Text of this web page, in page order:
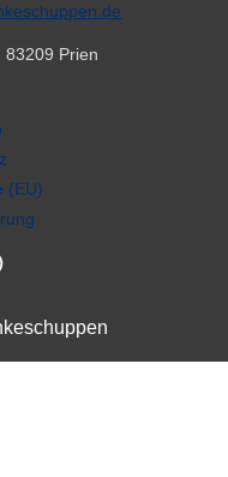
Prien
(EU)